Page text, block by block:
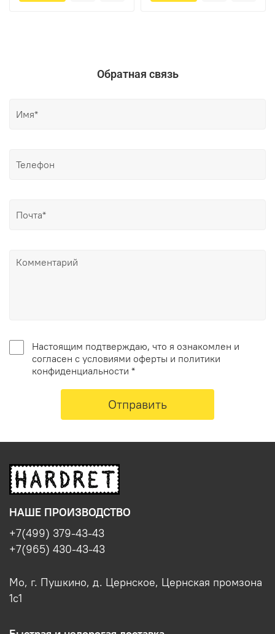
Обратная связь
Настоящим подтверждаю, что я ознакомлен и
согласен с условиями оферты и политики
конфиденциальности *
Отправить
НАШЕ ПРОИЗВОДСТВО
+7(499) 379-43-43
+7(965) 430-43-43
Мо, г. Пушкино, д. Цернское, Цернская промзона
1с1